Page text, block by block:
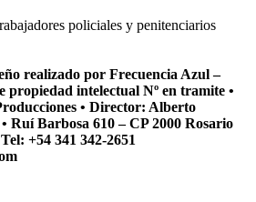
policiales y penitenciarios
realizado por Frecuencia Azul –
propiedad intelectual Nº en tramite •
• Director: Alberto
Ruí Barbosa 610 – CP 2000 Rosario
+54 341 342-2651